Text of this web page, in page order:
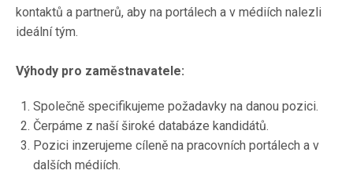
kontaktů a partnerů, aby na portálech a v médiích nalezli
ideální tým.
Výhody pro zaměstnavatele:
Společně specifikujeme požadavky na danou pozici.
Čerpáme z naší široké databáze kandidátů.
Pozici inzerujeme cíleně na pracovních portálech a v
dalších médiích.